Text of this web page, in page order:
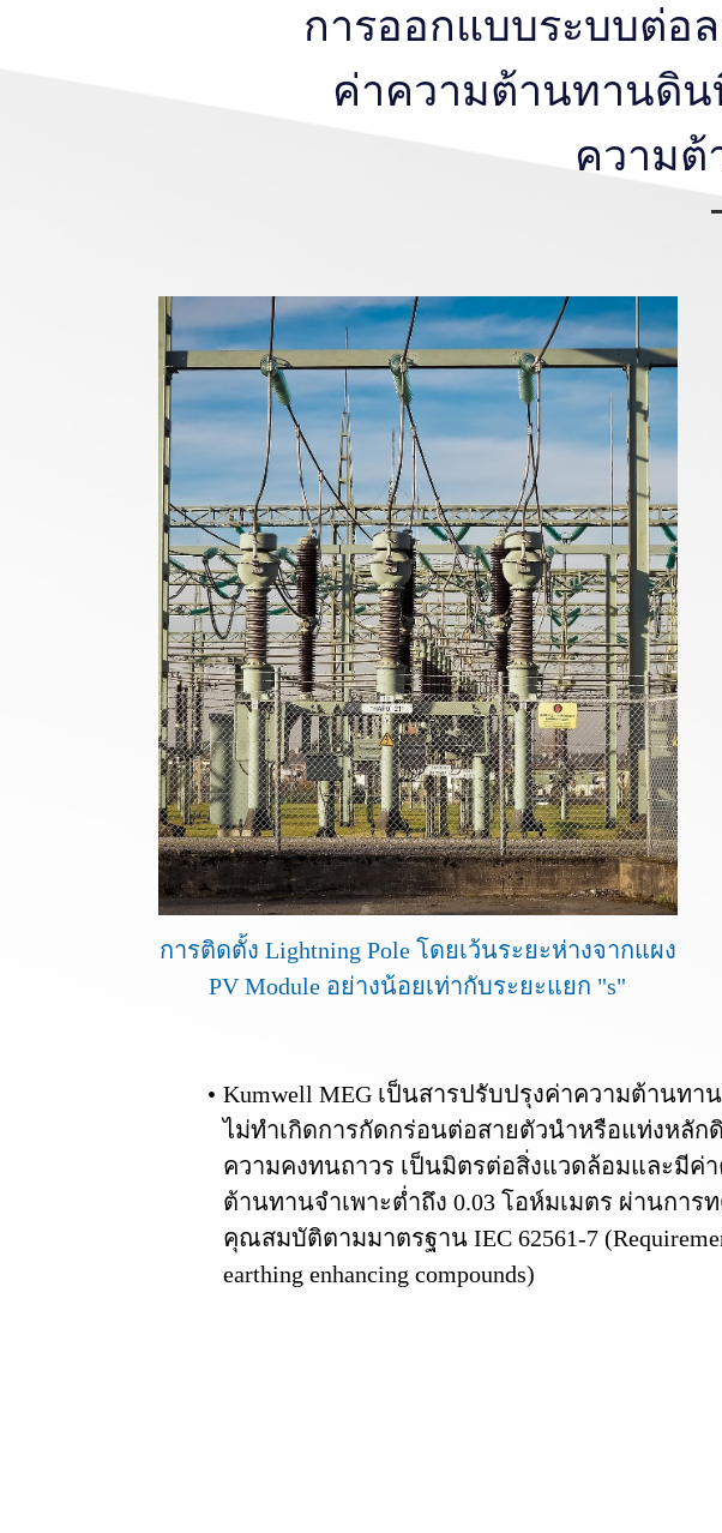
การออกแบบระบบต่อ
ค่าความต้านทานดิน
ความต้
การติดตั้ง Lightning Pole โดยเว้นระยะห่างจากแผง
PV Module อย่างน้อยเท่ากับระยะแยก "s"
Kumwell MEG เป็นสารปรับปรุงค่าความต้านทา
ไม่ทำเกิดการกัดกร่อนต่อสายตัวนำหรือแท่งหลัก
ความคงทนถาวร เป็นมิตรต่อสิ่งแวดล้อมและมีค่
ต้านทานจำเพาะต่ำถึง 0.03 โอห์มเมตร ผ่านการ
คุณสมบัติตามมาตรฐาน IEC 62561-7
earthing enhancing compounds)